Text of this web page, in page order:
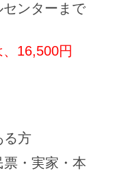
ンターまで
16,500円
る方
・実家・本